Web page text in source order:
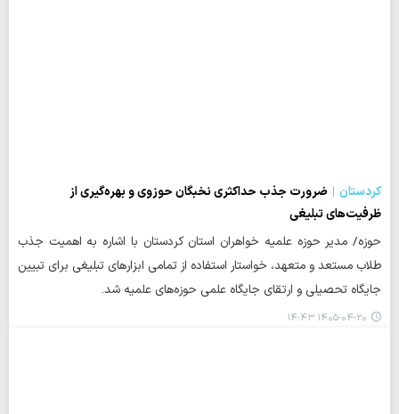
کردستان
ضرورت جذب حداکثری نخبگان حوزوی و بهره‌گیری از
ظرفیت‌های تبلیغی
حوزه/ مدیر حوزه‌ علمیه خواهران استان کردستان با اشاره به اهمیت جذب
طلاب مستعد و متعهد، خواستار استفاده از تمامی ابزارهای تبلیغی برای تبیین
جایگاه تحصیلی و ارتقای جایگاه علمی حوزه‌های علمیه شد.
۱۴۰۵-۰۴-۲۰ ۱۴:۴۳